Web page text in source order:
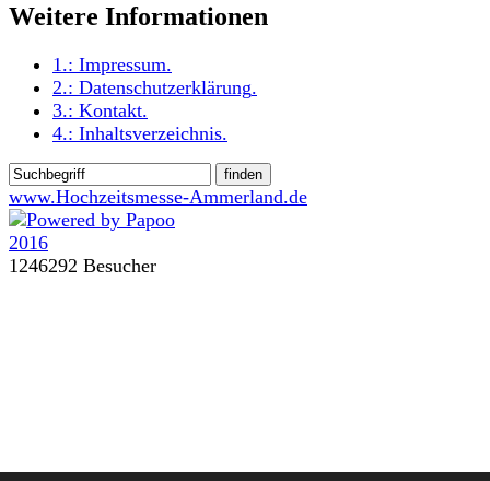
Weitere Informationen
1.: Impressum.
2.: Datenschutzerklärung.
3.: Kontakt.
4.: Inhaltsverzeichnis.
www.Hochzeitsmesse-Ammerland.de
1246292 Besucher